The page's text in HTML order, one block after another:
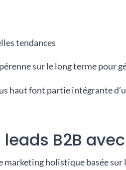
tendances
sur le long terme pour
haut font partie intégrante
B2B
marketing holistique basée